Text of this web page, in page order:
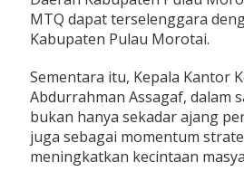
D
A
P
Y
I
R
I
S
MTQ dapat terselenggara
Kabupaten Pulau Morotai.
Sementara itu, Kepala Kantor
Abdurrahman Assagaf, dalam
bukan hanya sekadar ajang
juga sebagai momentum
meningkatkan kecintaan